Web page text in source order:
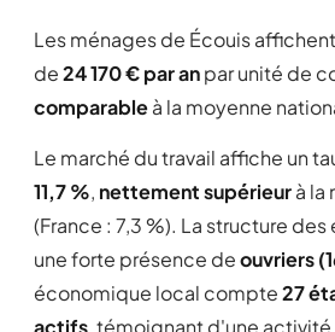
Les ménages de Écouis
de24 170 € par anpar unité de
comparableà la moyenne
Le marché du travail affiche un
11,7 %, nettement supérieurà la
(France : 7,3 %). La structure
une forte présence deouvriers
économique local compte27
actifs , témoignant d'une